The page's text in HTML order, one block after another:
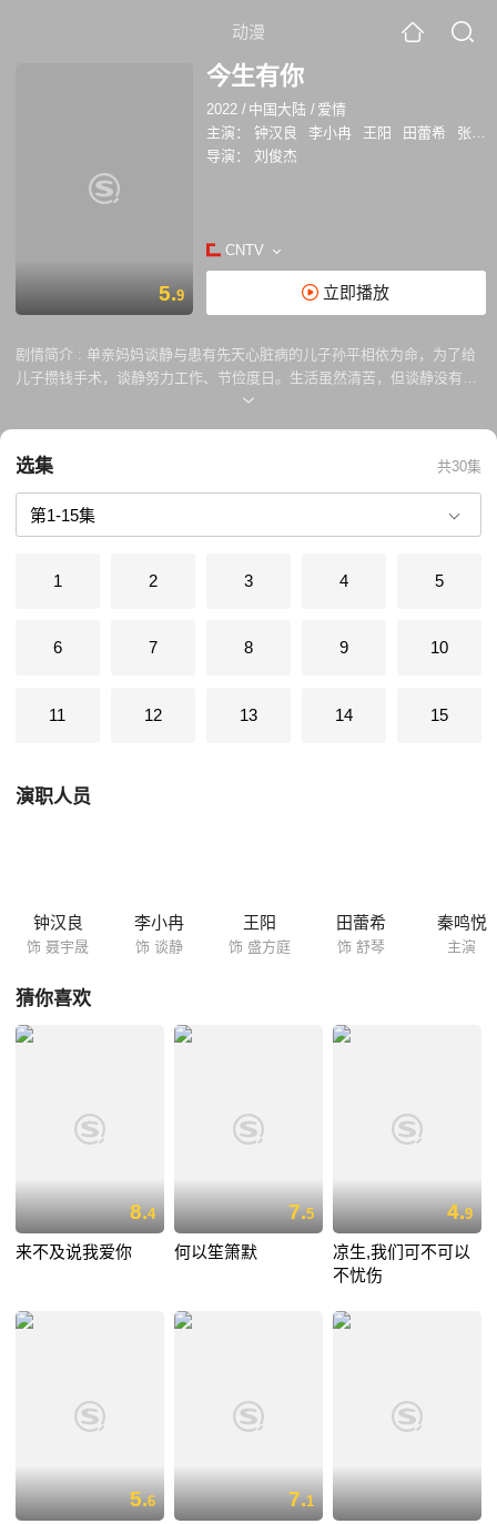
动漫
5.9
今生有你
2022 / 中国大陆 / 爱情
主演：
钟汉良 李小冉 王阳 田蕾希
张晨光
导演：
刘俊杰
CNTV
立即播放
剧情简介 : 单亲妈妈谈静与患有先天心脏病的儿子孙平相依为命，为了给
儿子攒钱手术，谈静努力工作、节俭度日。生活虽然清苦，但谈静没有怨
怼不满，仍然独立坚强，珍惜自己的平凡生活，也将孙平教养得懂事可
七年前的恋人谈静。治疗过程中，聂宇晟仍被谈静身上积淀出的坚韧勇敢
之美深深吸引，也被孙平的可爱懂事打动。生活和时间给了双方考验，也
让他们能更加成熟地面对彼此的爱情，最后，孙平被成功治疗，谈静有了
自己的事业，聂宇晟的CM项目被成功推广，他们终于迎来了幸福美满的
选集 共30集
1 2 3 4 5
6 7 8 9 10
11 12 13 14 15
演职人员
钟汉良
饰 聂宇晟
李小冉
饰 谈静
王阳
饰 盛方庭
田蕾希
饰 舒琴
秦鸣悦
主演
猜你喜欢
8.4
来不及说我爱你
7.5
何以笙箫默
4.9
凉生,我们可不可以
不忧伤
5.6 7.1